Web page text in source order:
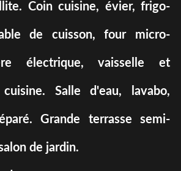
Coin cuisine, évier, frigo-
de cuisson, four micro-
électrique, vaisselle et
Salle d'eau, lavabo,
Grande terrasse semi-
de jardin.